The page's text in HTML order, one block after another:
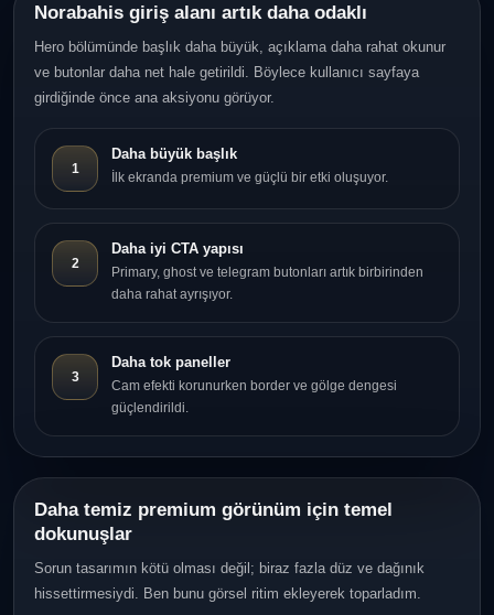
Norabahis giriş alanı artık daha odaklı
Hero bölümünde başlık daha büyük, açıklama daha rahat okunur
ve butonlar daha net hale getirildi. Böylece kullanıcı sayfaya
girdiğinde önce ana aksiyonu görüyor.
1
Daha büyük başlık
İlk ekranda premium ve güçlü bir etki oluşuyor.
2
Daha iyi CTA yapısı
Primary, ghost ve telegram butonları artık birbirinden
daha rahat ayrışıyor.
3
Daha tok paneller
Cam efekti korunurken border ve gölge dengesi
güçlendirildi.
Daha temiz premium görünüm için temel
dokunuşlar
Sorun tasarımın kötü olması değil; biraz fazla düz ve dağınık
hissettirmesiydi. Ben bunu görsel ritim ekleyerek toparladım.